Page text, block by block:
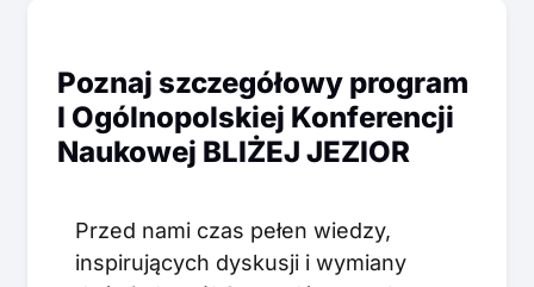
Poznaj szczegółowy program
I Ogólnopolskiej Konferencji
Naukowej BLIŻEJ JEZIOR
Przed nami czas pełen wiedzy,
inspirujących dyskusji i wymiany